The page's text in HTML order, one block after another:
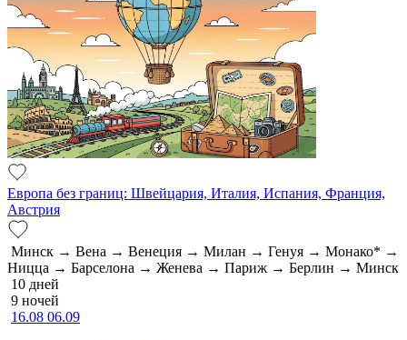
Европа без границ: Швейцария, Италия, Испания, Франция,
Австрия
Минск → Вена → Венеция → Милан → Генуя → Монако* →
Ницца → Барселона → Женева → Париж → Берлин → Минск
10 дней
9 ночей
16.08 06.09